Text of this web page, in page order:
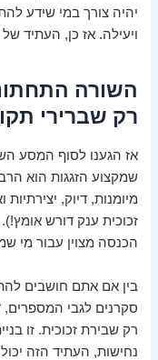
יהיה צורך במי שידע
ויעילה. אז כן, העתיד
השורה
רק שברירי
אז הגענו לסוף המסע
שמקצוע הזגגות הוא
מיומנות, דיוק,
זכוכית ענק דורש
הכנסה מצוין עבור מי
בין אם אתם חושבים
סקרנים לגבי
רק שבירת זכוכית. זו
נחישות, העתיד הזה